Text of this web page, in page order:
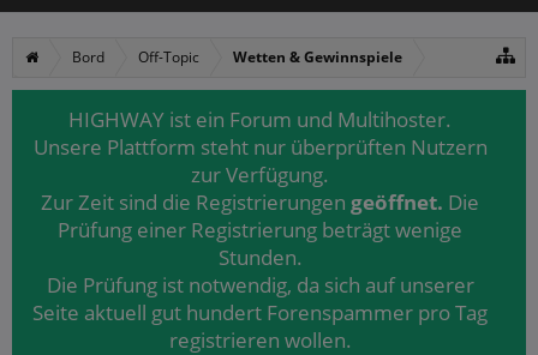
Bord Off-Topic Wetten & Gewinnspiele
HIGHWAY ist ein Forum und Multihoster.
Unsere Plattform steht nur überprüften Nutzern
zur Verfügung.
Zur Zeit sind die Registrierungen geöffnet. Die
Prüfung einer Registrierung beträgt wenige
Stunden.
Die Prüfung ist notwendig, da sich auf unserer
Seite aktuell gut hundert Forenspammer pro Tag
registrieren wollen.